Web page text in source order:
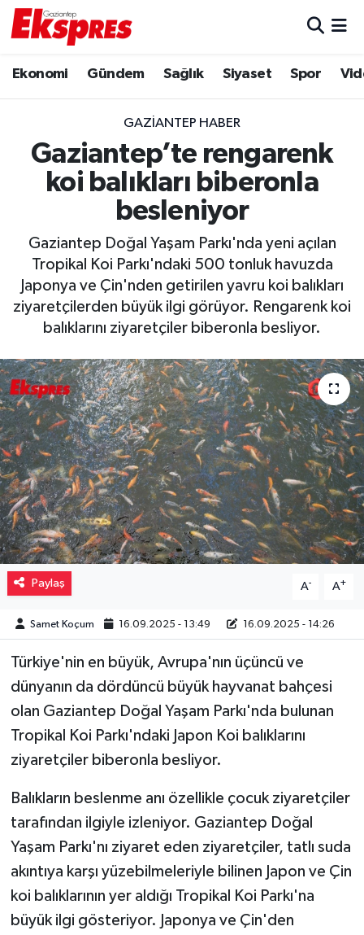
Ekonomi Gündem Sağlık Siyaset Spor
GAZIANTEP HABER
Gaziantep’te rengarenk
koi balıkları biberonla
besleniyor
Gaziantep Doğal Yaşam Parkı'nda yeni açılan
Tropikal Koi Parkı'ndaki 500 tonluk havuzda
Japonya ve Çin'nden getirilen yavru koi balıkları
ziyaretçilerden büyük ilgi görüyor. Rengarenk koi
balıklarını ziyaretçiler biberonla besliyor.
Paylaş A- A+
Samet Koçum 16.09.2025 - 13:49 16.09.2025 - 14:26
Türkiye'nin en büyük, Avrupa'nın üçüncü ve
dünyanın da dördüncü büyük hayvanat bahçesi
olan Gaziantep Doğal Yaşam Parkı'nda bulunan
Tropikal Koi Parkı'ndaki Japon Koi balıklarını
ziyaretçiler biberonla besliyor.
Balıkların beslenme anı özellikle çocuk ziyaretçiler
tarafından ilgiyle izleniyor. Gaziantep Doğal
Yaşam Parkı'nı ziyaret eden ziyaretçiler, tatlı suda
akıntıya karşı yüzebilmeleriyle bilinen Japon ve Çin
koi balıklarının yer aldığı Tropikal Koi Parkı'na
büyük ilgi gösteriyor. Japonya ve Çin'den
Ekonomi
Gaziantep son dakika
Genel
Haberler
Kültür Sanat
Müzik
Piyasa
Resmi İlanlar
Sağlık
Sinemalar
Spor
Teknoloji
Video Haber
Yeme-İçme
Yemek
Trafik Durumu
Puan Durumu ve Fikstür
Tüm Manşetler
Haber Arşivi